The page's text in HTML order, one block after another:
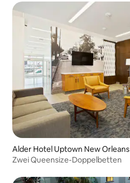
Alder Hotel Uptown New Orleans
Zwei Queensize-Doppelbetten